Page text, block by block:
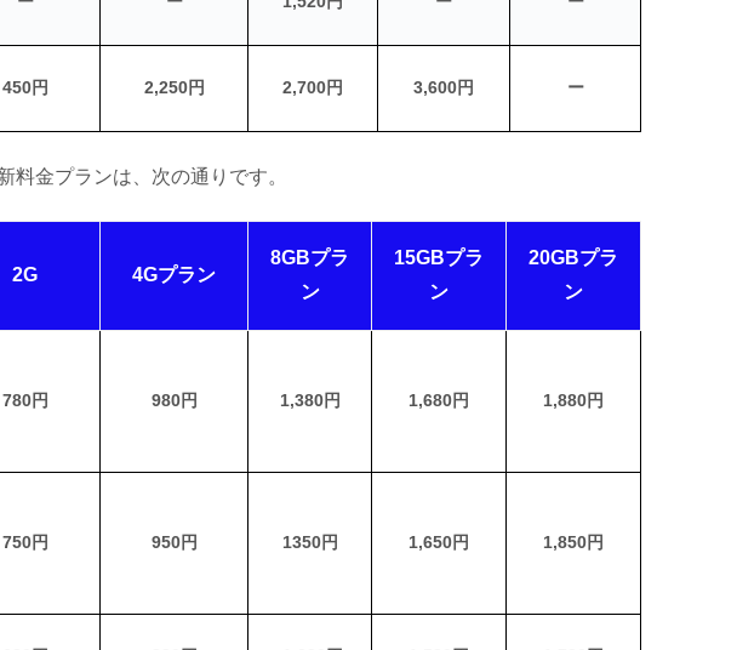
450円 2,250円 2,700円 3,600円 ー
料金プランは、次の通りです。
2G 4Gプラン
8GBプラ
ン
15GBプラ
ン
20GBプラ
ン
780円 980円 1,380円 1,680円 1,880円
750円 950円 1350円 1,650円 1,850円